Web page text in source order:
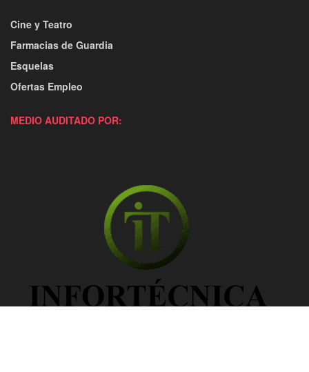
Cine y Teatro
Farmacias de Guardia
Esquelas
Ofertas Empleo
MEDIO AUDITADO POR: